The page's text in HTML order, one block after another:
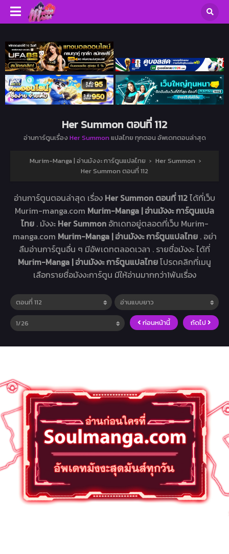
Her Summon ตอนที่ 112
อ่านการ์ตูนเรื่อง Her Summon แปลไทย ทุกตอน อัพเดทตอนล่าสุด
Murim-Manga | อ่านมังงะ การ์ตูนแปลไทย › Her Summon ›
Her Summon ตอนที่ 112
อ่านการ์ตูนตอนล่าสุด เรื่อง Her Summon ตอนที่ 112ได้ที่เว็บ
Murim-manga.com Murim-Manga | อ่านมังงะ การ์ตูนแปล
ไทย . มังงะ Her Summon อัทเดทอยู่ตลอดที่เว็บ Murim-
manga.com Murim-Manga | อ่านมังงะ การ์ตูนแปลไทย . อย่า
ลืมอ่านการ์ตูนอื่น ๆ มีอัพเดทตลอดเวลา . รายชื่อมังงะ ได้ที่
Murim-Manga | อ่านมังงะ การ์ตูนแปลไทยโปรดคลิกที่เมนู
เลือกรายชื่อมังงะการ์ตูน มีให้อ่านมากกว่า1พันเรื่อง
ก่อนหน้านี้ ถัดไป